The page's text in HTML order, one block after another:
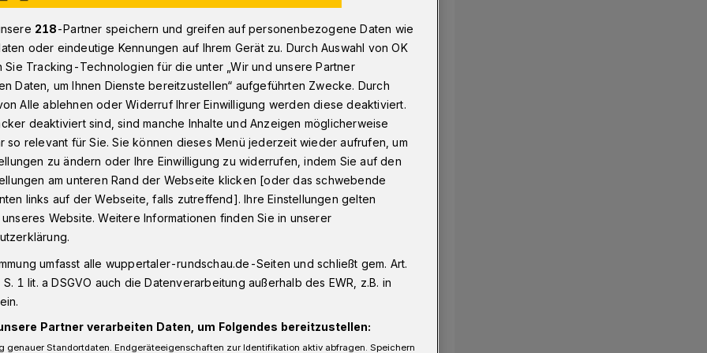
18. November in Wuppertal für guten Zweck​
für den guten
Wuppertal-Dönberg (Höhenstraße 23,
18. November 2022 ab 20 Uhr eine
der „Dönish Folk Company“.
218-Partner speichern und greifen auf personenbezogene Daten wie
oder eindeutige Kennungen auf Ihrem Gerät zu. Durch Auswahl von OK
Sie Tracking-Technologien für die unter „Wir und unsere Partner
Daten, um Ihnen Dienste bereitzustellen“ aufgeführten Zwecke. Durch
Alle ablehnen oder Widerruf Ihrer Einwilligung werden diese deaktiviert.
deaktiviert sind, sind manche Inhalte und Anzeigen möglicherweise
so relevant für Sie. Sie können dieses Menü jederzeit wieder aufrufen, um
zu ändern oder Ihre Einwilligung zu widerrufen, indem Sie auf den
am unteren Rand der Webseite klicken [oder das schwebende
links auf der Webseite, falls zutreffend]. Ihre Einstellungen gelten
Website. Weitere Informationen finden Sie in unserer
umfasst alle wuppertaler-rundschau.de-Seiten und schließt gem. Art.
1 lit. a DSGVO auch die Datenverarbeitung außerhalb des EWR, z.B. in
Partner verarbeiten Daten, um Folgendes bereitzustellen:
genauer Standortdaten. Endgeräteeigenschaften zur Identifikation aktiv abfragen. Speichern